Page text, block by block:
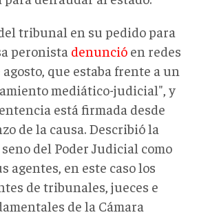
tribunal en su pedido para
peronista denunció en redes
que estaba frente a un
mediático-judicial", y
está firmada desde
de la causa. Describió la
del Poder Judicial como
agentes, en este caso los
de tribunales, jueces e
de la Cámara